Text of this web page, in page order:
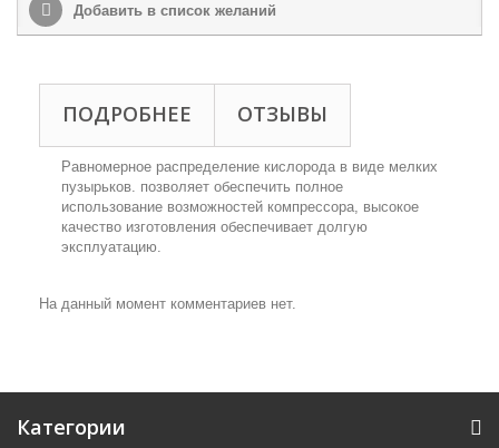
Добавить в список желаний
ПОДРОБНЕЕ ОТЗЫВЫ
Равномерное распределение кислорода в виде мелких
пузырьков. позволяет обеспечить полное
использование возможностей компрессора, высокое
качество изготовления обеспечивает долгую
эксплуатацию.
На данный момент комментариев нет.
Категории